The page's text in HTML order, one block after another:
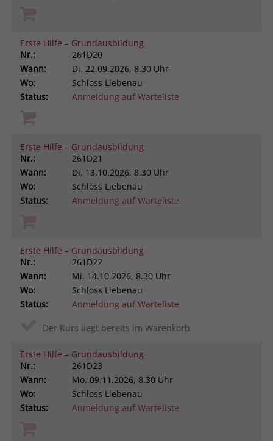
Erste Hilfe – Grundausbildung
Nr.:
261D20
Wann:
Di. 22.09.2026, 8.30 Uhr
Wo:
Schloss Liebenau
Status:
Anmeldung auf Warteliste
Erste Hilfe – Grundausbildung
Nr.:
261D21
Wann:
Di. 13.10.2026, 8.30 Uhr
Wo:
Schloss Liebenau
Status:
Anmeldung auf Warteliste
Erste Hilfe – Grundausbildung
Nr.:
261D22
Wann:
Mi. 14.10.2026, 8.30 Uhr
Wo:
Schloss Liebenau
Status:
Anmeldung auf Warteliste
Der Kurs liegt bereits im Warenkorb
Erste Hilfe – Grundausbildung
Nr.:
261D23
Wann:
Mo. 09.11.2026, 8.30 Uhr
Wo:
Schloss Liebenau
Status:
Anmeldung auf Warteliste